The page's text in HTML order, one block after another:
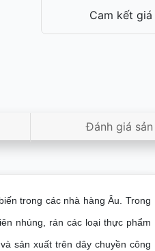
Cam kết
Đánh giá
trong các nhà hàng Âu. Trong
nhúng, rán các loại thực phẩm
sản xuất trên dây chuyền công